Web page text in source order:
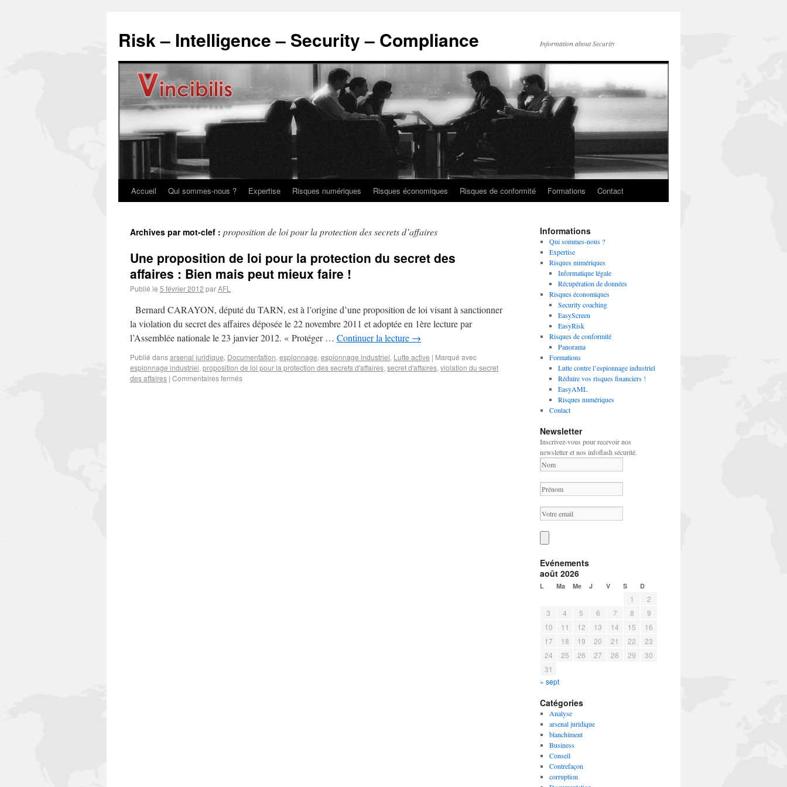
Risk – Intelligence – Security – Compliance Information about Security
Accueil Qui sommes-nous ? Expertise Risques numériques Risques économiques Risques de conformité Formations Contact
Archives par mot-clef : proposition de loi pour la protection des secrets d’affaires
Une proposition de loi pour la protection du secret des
affaires : Bien mais peut mieux faire !
Publié le 5 février 2012 parAFL
Bernard CARAYON, député du TARN, est à l’origine d’une proposition de loi visant à sanctionner
la violation du secret des affaires déposée le 22 novembre 2011 et adoptée en 1ère lecture par
l’Assemblée nationale le 23 janvier 2012. « Protéger … Continuer la lecture →
Publié dansarsenal juridique, Documentation, espionnage, espionnage industriel, Lutte active | Marqué avec
espionnage industriel, proposition de loi pour la protection des secrets d'affaires, secret d'affaires, violation du secret
des affaires | Commentaires fermés
Informations
Qui sommes-nous ?
Expertise
Risques numériques
Informatique légale
Récupération de données
Risques économiques
Security coaching
EasyScreen
EasyRisk
Risques de conformité
Panorama
Formations
Lutte contre l’espionnage industriel
Réduire vos risques financiers !
EasyAML
Risques numériques
Contact
Newsletter
Inscrivez-vous pour recevoir nos
newsletter et nos infoflash sécurité.
Evénements
août 2026
L Ma Me J V S D
« sept
1
2
3
4 5 6 7 8
9
10
11 12 13 14 15
16
17
18 19 20 21 22
23
24
25 26 27 28 29
30
31
Catégories
Analyse
arsenal juridique
blanchiment
Business
Conseil
Contrefaçon
corruption